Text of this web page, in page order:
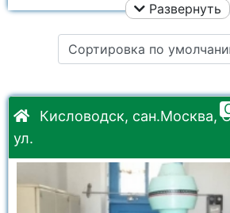
Площадь общая:
Улица: Ничего не
Этаж:
Кол. комнат:
Развернуть
Сортировка по
Кисловодск, сан.Москва,
ул.